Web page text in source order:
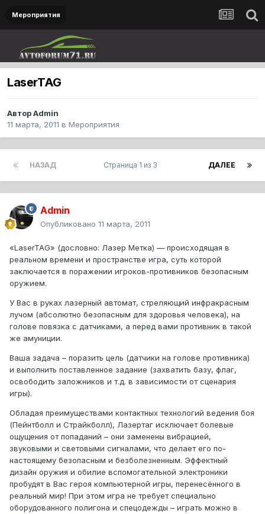
Мероприятия
LaserTAG
АвторAdmin
11 марта, 2011 в Мероприятия
НАЗАД ДАЛЕЕ
Страница 1 из 3
Admin
Опубликовано 11 марта, 2011
«LaserTAG» (дословно: Лазер Метка) — происходящая в
реальном времени и пространстве игра, суть которой
заключается в поражении игроков-противников безопасным
оружием.
У Вас в руках лазерный автомат, стреляющий инфракрасным
лучом (абсолютно безопасным для здоровья человека), на
голове повязка с датчиками, а перед вами противник в такой
же амуниции.
Ваша задача – поразить цель (датчики на голове противника)
и выполнить поставленное задание (захватить базу, флаг,
освободить заложников и т.д. в зависимости от сценария
игры).
Обладая преимуществами контактных технологий ведения боя
(Пейнтболл и Страйкболл), Лазертаг исключает болевые
ощущения от попаданий – они заменены вибрацией,
звуковыми и световыми сигналами, что делает его по-
настоящему безопасным и безболезненным. Эффектный
дизайн оружия и обилие вспомогательной электроники
пробудят в Вас героя компьютерной игры, перенесённого в
реальный мир! При этом игра не требует специально
оборудованного полигона и спецодежды – играть можно в